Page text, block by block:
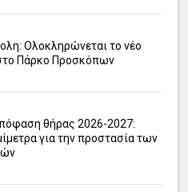
Ολοκληρώνεται το νέο
Πάρκο Προσκόπων
θήρας 2026-2027:
για την προστασία των